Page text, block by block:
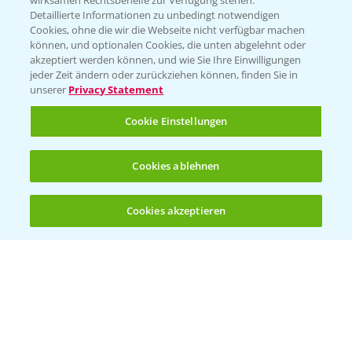
(noch 4)
Beratung auf WhatsApp
T.+49 (0)174 346 564 1
KONTAKT
Hilfe in Notfällen
+49 (0)214/30-20220
Detaillierte Informationen zu unbedingt notwendigen
Cookies, ohne die wir die Webseite nicht verfügbar machen
können, und optionalen Cookies, die unten abgelehnt oder
akzeptiert werden können, und wie Sie Ihre Einwilligungen
jeder Zeit ändern oder zurückziehen können, finden Sie in
unserer Privacy Statement
Cookie Einstellungen
Cookies ablehnen
Cookies akzeptieren